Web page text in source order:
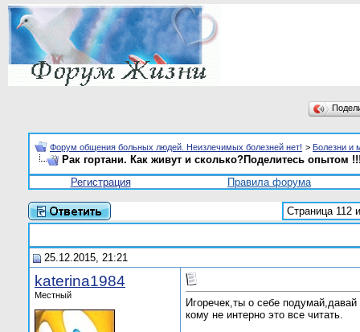
Форум общения больных людей. Неизлечимых болезней нет! > Болезни и
Рак гортани. Как живут и сколько?Поделитесь опытом
Регистрация
Правила форума
Страница 112
25.12.2015, 21:21
katerina1984
Местный
Игоречек,ты о себе
кому не интерно это все читать.